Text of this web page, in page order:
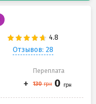
Отзывов: 28
Переплата